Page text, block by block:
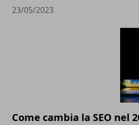
23/05/2023
Come cambia la SEO nel